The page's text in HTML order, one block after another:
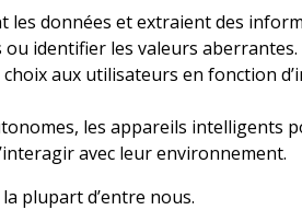
les données et extraient des
identifier les valeurs aberrantes.
aux utilisateurs en fonction
les appareils intelligents
avec leur environnement.
plupart d’entre nous.